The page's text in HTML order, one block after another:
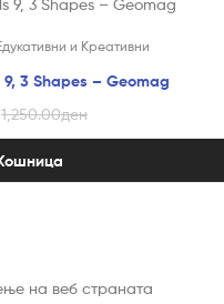
и Креативни
Коцки Magicube Animals 9, 3 Shapes – Geomag
1,250.00ден
на веб страната